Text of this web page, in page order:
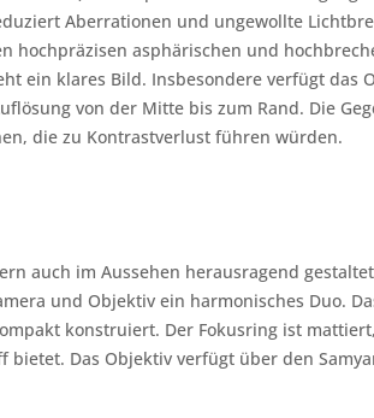
Aberrationen und ungewollte
asphärischen und
ein klares Bild. Insbesondere verfügt das
von der Mitte bis zum Rand. Die
die zu Kontrastverlust führen würden.
auch im Aussehen herausragend
und Objektiv ein harmonisches Duo.
konstruiert. Der Fokusring ist
Das Objektiv verfügt über den